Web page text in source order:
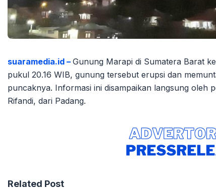
suaramedia.id – Gunung Marapi di Sumatera Barat
pukul 20.16 WIB, gunung tersebut erupsi dan
puncaknya. Informasi ini disampaikan langsung oleh
Rifandi, dari Padang.
Related Post